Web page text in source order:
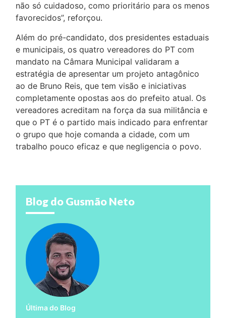
não só cuidadoso, como prioritário para os menos
favorecidos”, reforçou.
Além do pré-candidato, dos presidentes estaduais
e municipais, os quatro vereadores do PT com
mandato na Câmara Municipal validaram a
estratégia de apresentar um projeto antagônico
ao de Bruno Reis, que tem visão e iniciativas
completamente opostas aos do prefeito atual. Os
vereadores acreditam na força da sua militância e
que o PT é o partido mais indicado para enfrentar
o grupo que hoje comanda a cidade, com um
trabalho pouco eficaz e que negligencia o povo.
Blog do Gusmão Neto
Última do Blog